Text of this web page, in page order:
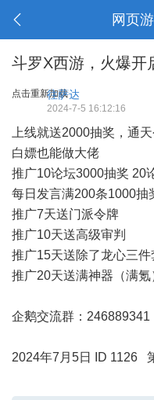
网页
斗罗X西游，火爆开
点击重新加载
往萨达
2024-7-5 16:12:16
上线就送2000抽奖，通
白嫖也能做大佬
推广10论坛3000抽奖 20
每日发言满200条1000抽
推广7天送门派令牌
推广10天送高级审判
推广15天送除了龙心三件
推广20天送满神器（满氪
企鹅交流群：
2024年7月5日 ID 1126